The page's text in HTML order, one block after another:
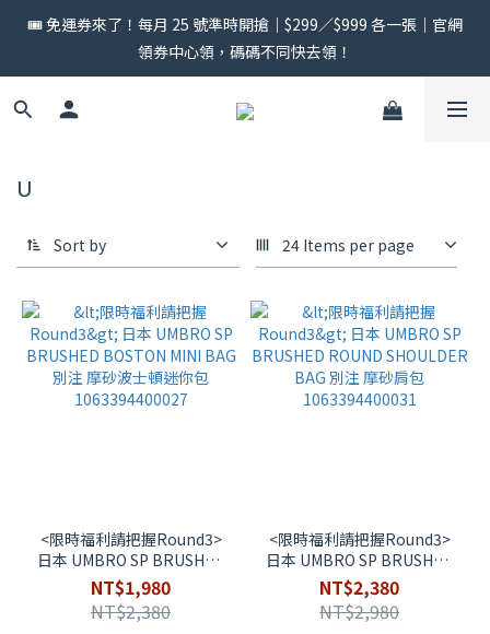
🎟️ 免運券來了！每月 25 號準時開搶｜$299／$999 各一張｜官網
領券中心領，碼碼不同快去領！
🎟️ 免運券來了！每月 25 號準時開搶｜$299／$999 各一張｜官網
領券中心領，碼碼不同快去領！
🎂生日禮金大放送 | 生日當月1號發放！ | 限當月使用完畢
🎟️ 免運券來了！每月 25 號準時開搶｜$299／$999 各一張｜官網
U
Sort by 24 Items per page
<限時福利請把握Round3>
日本 UMBRO SP BRUSHED
BOSTON MINI BAG 別注 摩
砂波士頓迷你包
1063394400027
NT$1,980
NT$2,380
<限時福利請把握Round3>
日本 UMBRO SP BRUSHED
ROUND SHOULDER BAG 別
注 摩砂肩包
1063394400031
NT$2,380
NT$2,980